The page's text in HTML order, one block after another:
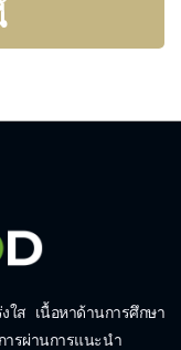
ใส เนื้อหาด้านการศึกษา
ารผ่านการแนะนำ